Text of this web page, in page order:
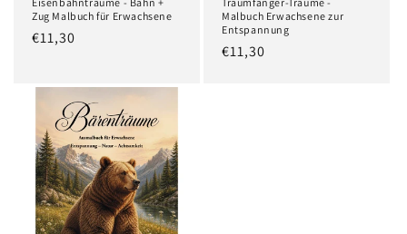
Zug Malbuch für Erwachsene
Normaler
€11,30
Malbuch Erwachsene zur
Entspannung
Normaler
€11,30